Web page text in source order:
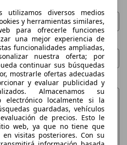
utilizamos diversos medios
y herramientas similares,
para ofrecerle funciones
una mejor experiencia de
funcionalidades ampliadas,
nuestra oferta; por
continuar sus búsquedas
mostrarle ofertas adecuadas
y evaluar publicidad y
Almacenamos su
electrónico localmente si la
guardadas, vehículos
de precios. Esto le
web, ya que no tiene que
visitas posteriores. Con su